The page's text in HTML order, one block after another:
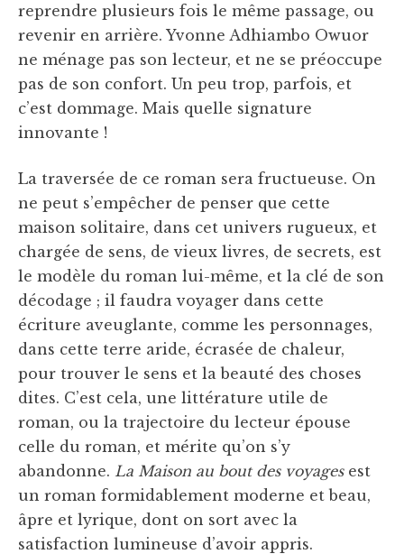
reprendre plusieurs fois le même passage, ou
revenir en arrière. Yvonne Adhiambo Owuor
ne ménage pas son lecteur, et ne se préoccupe
pas de son confort. Un peu trop, parfois, et
c’est dommage. Mais quelle signature
innovante !
La traversée de ce roman sera fructueuse. On
ne peut s’empêcher de penser que cette
maison solitaire, dans cet univers rugueux, et
chargée de sens, de vieux livres, de secrets, est
le modèle du roman lui-même, et la clé de son
décodage ; il faudra voyager dans cette
écriture aveuglante, comme les personnages,
dans cette terre aride, écrasée de chaleur,
pour trouver le sens et la beauté des choses
dites. C’est cela, une littérature utile de
roman, ou la trajectoire du lecteur épouse
celle du roman, et mérite qu’on s’y
abandonne. La Maison au bout des voyagesest
un roman formidablement moderne et beau,
âpre et lyrique, dont on sort avec la
satisfaction lumineuse d’avoir appris.